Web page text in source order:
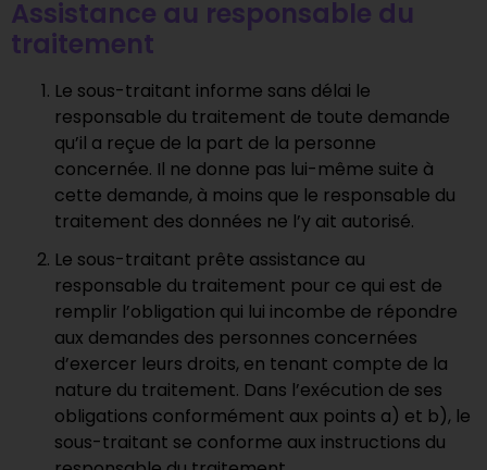
Assistance au responsable du
traitement
Le sous-traitant informe sans délai le
responsable du traitement de toute demande
qu’il a reçue de la part de la personne
concernée. Il ne donne pas lui-même suite à
cette demande, à moins que le responsable du
traitement des données ne l’y ait autorisé.
Le sous-traitant prête assistance au
responsable du traitement pour ce qui est de
remplir l’obligation qui lui incombe de répondre
aux demandes des personnes concernées
d’exercer leurs droits, en tenant compte de la
nature du traitement. Dans l’exécution de ses
obligations conformément aux points a) et b), le
sous-traitant se conforme aux instructions du